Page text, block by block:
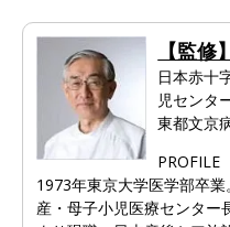
【監
日本赤十
児センタ
東都文京
PROFILE
1973年東京大学医学部卒
産・母子小児医療センター